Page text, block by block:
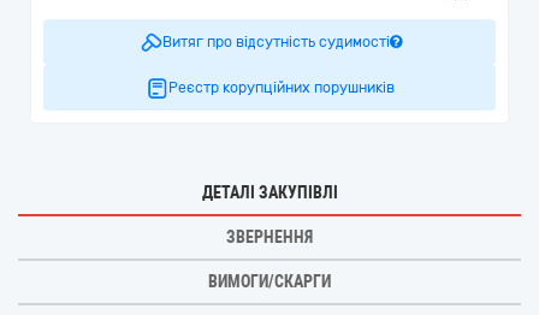
Витяг про відсутність судимості
Реєстр корупційних порушників
ДЕТАЛІ ЗАКУПІВЛІ
ЗВЕРНЕННЯ
ВИМОГИ/СКАРГИ